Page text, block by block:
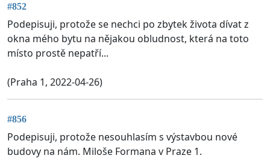
#852
Podepisuji, protože se nechci po zbytek života dívat z
okna mého bytu na nějakou obludnost, která na toto
místo prostě nepatří...
(Praha 1, 2022-04-26)
#856
Podepisuji, protože nesouhlasím s výstavbou nové
budovy na nám. Miloše Formana v Praze 1.